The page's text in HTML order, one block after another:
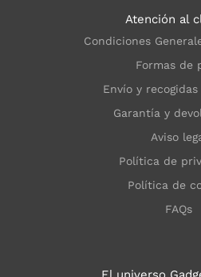
Atención al
Condiciones
Formas de
Envío y
Garantía y
Aviso
Política de
Política de
FAQs